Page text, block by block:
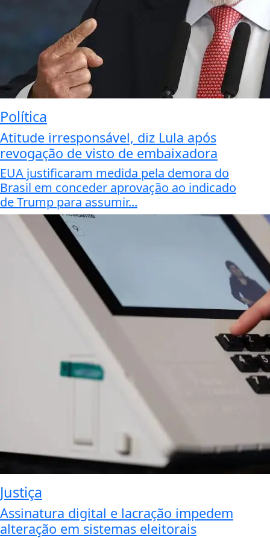
Política
Atitude irresponsável, diz Lula após
revogação de visto de embaixadora
EUA justificaram medida pela demora do
Brasil em conceder aprovação ao indicado
de Trump para assumir...
Justiça
Assinatura digital e lacração impedem
alteração em sistemas eleitorais